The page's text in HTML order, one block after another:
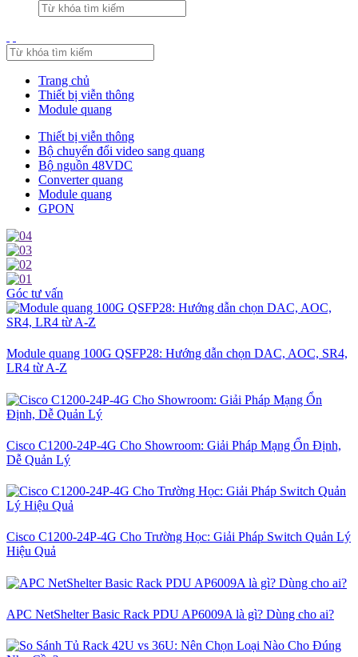
Trang chủ
Thiết bị viễn thông
Module quang
Thiết bị viễn thông
Bộ chuyển đổi video sang quang
Bộ nguồn 48VDC
Converter quang
Module quang
GPON
Góc tư vấn
Module quang 100G QSFP28: Hướng dẫn chọn DAC, AOC, SR4,
LR4 từ A-Z
Cisco C1200-24P-4G Cho Showroom: Giải Pháp Mạng Ổn Định,
Dễ Quản Lý
Cisco C1200-24P-4G Cho Trường Học: Giải Pháp Switch Quản Lý
Hiệu Quả
APC NetShelter Basic Rack PDU AP6009A là gì? Dùng cho ai?